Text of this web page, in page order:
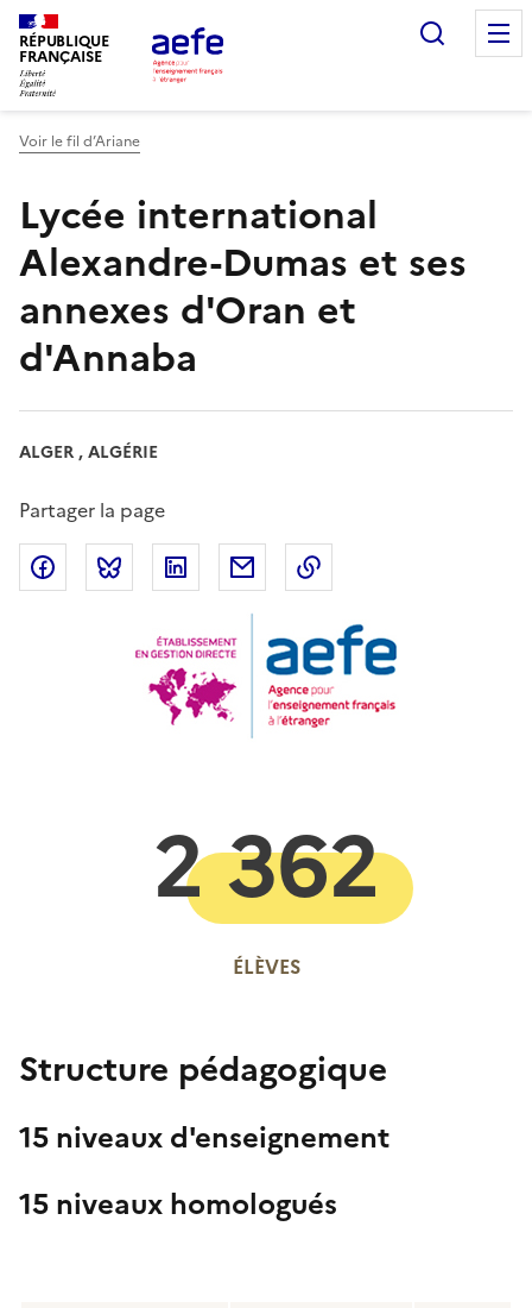
Aller
au
contenu
principal
RÉPUBLIQUE
FRANÇAISE
Voir le fil d’Ariane
Lycée international
Alexandre-Dumas et ses
annexes d'Oran et
d'Annaba
ALGER , ALGÉRIE
Partager la page
Partager sur Facebook
Partager sur Bluesky
Partager sur LinkedIn
Partager par email
ÉLÈVES
2 362
Structure pédagogique
15 niveaux d'enseignement
15 niveaux homologués